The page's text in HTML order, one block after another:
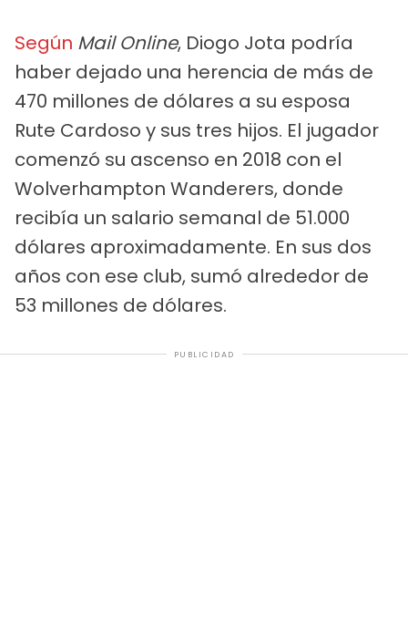
Según Mail Online, Diogo Jota podría
haber dejado una herencia de más de
470 millones de dólares a su esposa
Rute Cardoso y sus tres hijos. El jugador
comenzó su ascenso en 2018 con el
Wolverhampton Wanderers, donde
recibía un salario semanal de 51.000
dólares aproximadamente. En sus dos
años con ese club, sumó alrededor de
53 millones de dólares.
PUBLICIDAD